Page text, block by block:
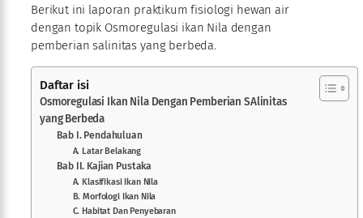
Berikut ini laporan praktikum fisiologi hewan air
dengan topik Osmoregulasi ikan Nila dengan
pemberian salinitas yang berbeda.
Daftar isi
Osmoregulasi Ikan Nila Dengan Pemberian SAlinitas
yang Berbeda
Bab I. Pendahuluan
A. Latar Belakang
Bab II. Kajian Pustaka
A. Klasifikasi Ikan Nila
B. Morfologi Ikan Nila
C. Habitat Dan Penyebaran